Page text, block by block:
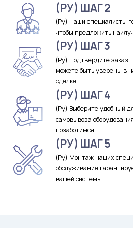
(РУ) ШАГ 2
(Ру) Наши специалисты
чтобы предложить
(РУ) ШАГ 3
(Ру) Подтвердите заказ,
можете быть уверены в
сделке.
(РУ) ШАГ 4
(Ру) Выберите удобный
самовывоза
позаботимся.
(РУ) ШАГ 5
(Ру) Монтаж наших
обслуживание
вашей системы.